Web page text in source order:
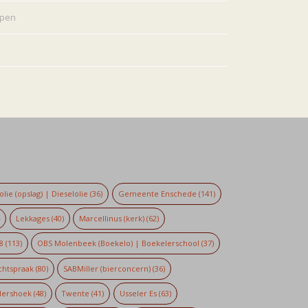
(opslag) | Dieselolie (36) Gemeente Enschede (141)
Lekkages(40) Marcellinus (kerk) (62)
(113) OBS Molenbeek (Boekelo) | Boekelerschool (37)
(80) SABMiller (bierconcern) (36)
(48) Twente (41) Usseler Es(63)